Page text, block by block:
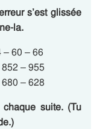
s’est glissée
la.
– 60 – 66
– 955
– 628
suite. (Tu